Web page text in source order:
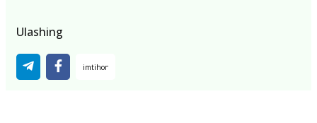
Ulashing